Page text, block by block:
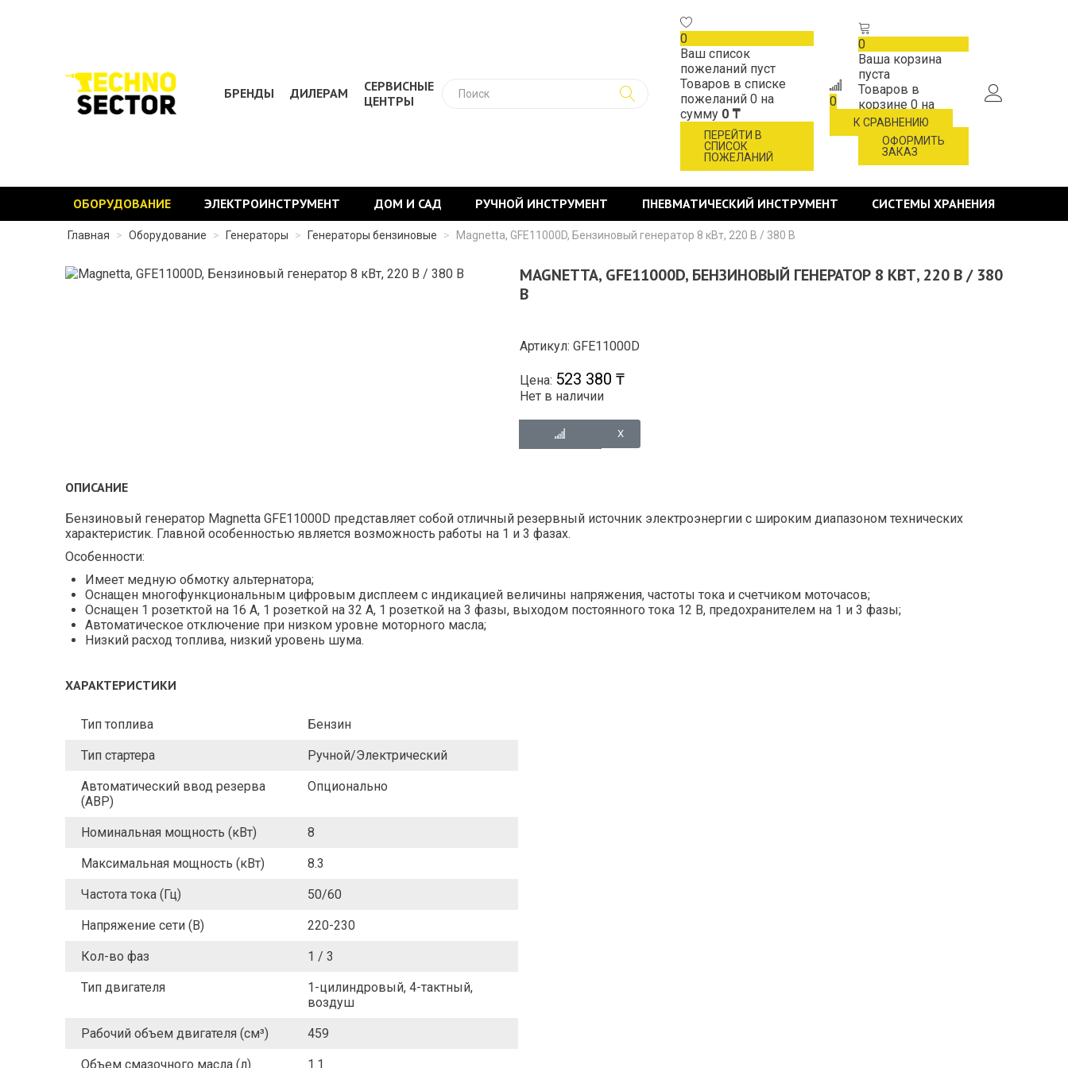
БРЕНДЫ ДИЛЕРАМ
СЕРВИСНЫЕ
ЦЕНТРЫ
0
Ваш список
пожеланий пуст
Товаров в списке
пожеланий 0 на
сумму 0 ₸
ПЕРЕЙТИ В
СПИСОК
ПОЖЕЛАНИЙ
0
К СРАВНЕНИЮ
0
Ваша корзина
пуста
Товаров в
корзине 0 на
сумму0 ₸
ОФОРМИТЬ
ЗАКАЗ
ОБОРУДОВАНИЕ ЭЛЕКТРОИНСТРУМЕНТ ДОМ И САД РУЧНОЙ ИНСТРУМЕНТ ПНЕВМАТИЧЕСКИЙ ИНСТРУМЕНТ СИСТЕМЫ ХРАНЕНИЯ
Главная > Оборудование > Генераторы > Генераторы бензиновые > Magnetta, GFE11000D, Бензиновый генератор 8 кВт, 220 В / 380 В
MAGNETTA, GFE11000D, БЕНЗИНОВЫЙ ГЕНЕРАТОР 8 КВТ, 220 В / 380
В
Артикул: GFE11000D
Цена: 523 380 ₸
Нет в наличии
ОПИСАНИЕ
Бензиновый генератор Magnetta GFE11000D представляет собой отличный резервный источник электроэнергии с широким диапазоном технических
характеристик. Главной особенностью является возможность работы на 1 и 3 фазах.
Особенности:
Имеет медную обмотку альтернатора;
Оснащен многофункциональным цифровым дисплеем с индикацией величины напряжения, частоты тока и счетчиком моточасов;
Оснащен 1 розетктой на 16 А, 1 розеткой на 32 А, 1 розеткой на 3 фазы, выходом постоянного тока 12 В, предохранителем на 1 и 3 фазы;
Автоматическое отключение при низком уровне моторного масла;
Низкий расход топлива, низкий уровень шума.
ХАРАКТЕРИСТИКИ
Тип топлива Бензин
Тип стартера Ручной/Электрический
Автоматический ввод резерва
(АВР)
Опционально
Номинальная мощность (кВт) 8
Максимальная мощность (кВт) 8.3
Частота тока (Гц) 50/60
Напряжение сети (В) 220-230
Кол-во фаз 1 / 3
Тип двигателя
1-цилиндровый, 4-тактный,
воздуш
Рабочий объем двигателя (см³) 459
Объем смазочного масла (л) 1.1